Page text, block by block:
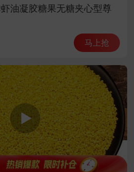
油凝胶糖果无糖夹心型尊
马上抢